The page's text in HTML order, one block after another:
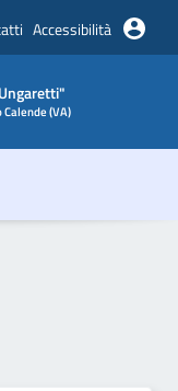
Accessibilità
(VA)